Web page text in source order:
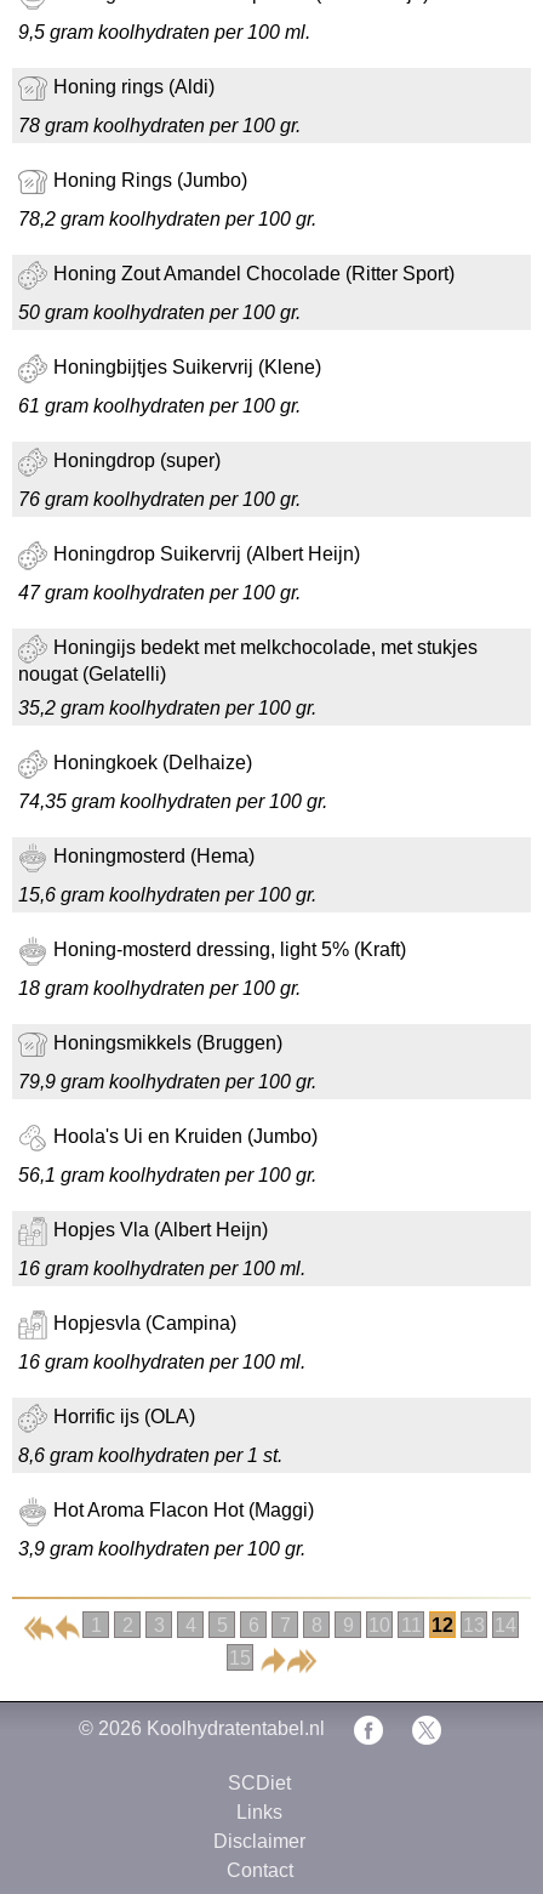
9,5 gram koolhydraten per 100 ml.
Honing rings (Aldi)
78 gram koolhydraten per 100 gr.
Honing Rings (Jumbo)
78,2 gram koolhydraten per 100 gr.
Honing Zout Amandel Chocolade (Ritter Sport)
50 gram koolhydraten per 100 gr.
Honingbijtjes Suikervrij (Klene)
61 gram koolhydraten per 100 gr.
Honingdrop (super)
76 gram koolhydraten per 100 gr.
Honingdrop Suikervrij (Albert Heijn)
47 gram koolhydraten per 100 gr.
Honingijs bedekt met melkchocolade, met stukjes
nougat (Gelatelli)
35,2 gram koolhydraten per 100 gr.
Honingkoek (Delhaize)
74,35 gram koolhydraten per 100 gr.
Honingmosterd (Hema)
15,6 gram koolhydraten per 100 gr.
Honing-mosterd dressing, light 5% (Kraft)
18 gram koolhydraten per 100 gr.
Honingsmikkels (Bruggen)
79,9 gram koolhydraten per 100 gr.
Hoola's Ui en Kruiden (Jumbo)
56,1 gram koolhydraten per 100 gr.
Hopjes Vla (Albert Heijn)
16 gram koolhydraten per 100 ml.
Hopjesvla (Campina)
16 gram koolhydraten per 100 ml.
Horrific ijs (OLA)
8,6 gram koolhydraten per 1 st.
Hot Aroma Flacon Hot (Maggi)
3,9 gram koolhydraten per 100 gr.
1 2 3 4 5 6 7 8 9 10 11 12 13
14
15
© 2026 Koolhydratentabel.nl
SCDiet
Links
Disclaimer
Contact